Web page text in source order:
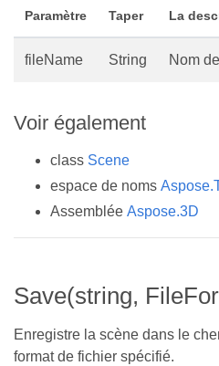
Paramètre Taper La
fileName String Nom
Voir également
class Scene
espace de noms
Assemblée Aspose.3D
Save(string,
Enregistre la scène dans le
format de fichier spécifié.